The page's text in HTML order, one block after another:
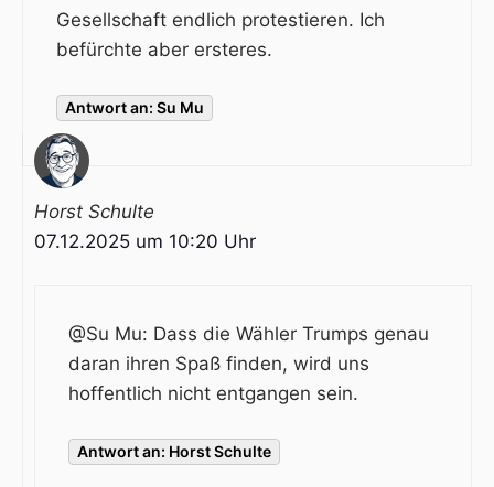
Gesellschaft endlich protestieren. Ich
befürchte aber ersteres.
Antwort an: Su Mu
Horst Schulte
07.12.2025 um 10:20 Uhr
@Su Mu: Dass die Wähler Trumps genau
daran ihren Spaß finden, wird uns
hoffentlich nicht entgangen sein.
Antwort an: Horst Schulte